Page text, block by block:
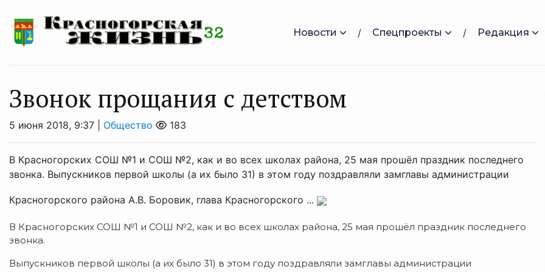
Новости Спецпроекты Редакция
Звонок прощания с детством
5 июня 2018, 9:37 | Общество 183
В Красногорских СОШ №1 и СОШ №2, как и во всех школах района, 25 мая прошёл праздник последнего
звонка. Выпускников первой школы (а их было 31) в этом году поздравляли замглавы администрации
Красногорского района А.В. Боровик, глава Красногорского ...
В Красногорских СОШ №1 и СОШ №2, как и во всех школах района, 25 мая прошёл праздник последнего
звонка.
Выпускников первой школы (а их было 31) в этом году поздравляли замглавы администрации